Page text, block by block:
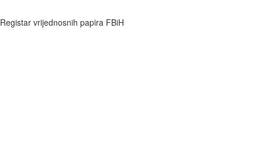
Registar vrijednosnih papira FBiH